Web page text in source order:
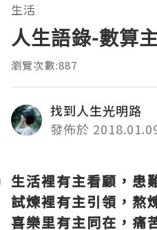
生活
人生語錄-數算
瀏覽次數:887
找到人生光明路
發佈於
生活裡有主看顧，患
試煉裡有主引領，熬
喜樂里有主同在，痛